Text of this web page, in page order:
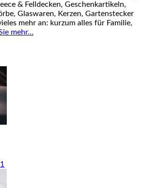
& Felldecken, Geschenkartikeln,
Glaswaren, Kerzen, Gartenstecker
mehr an: kurzum alles für Familie,
mehr…
1